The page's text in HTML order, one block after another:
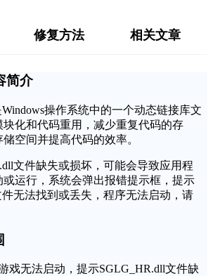
修复方法 相关文章
简介
操作系统中的一个动态链接库文
化和代码重用，减少重复代码的存
空间并提高代码的效率。
文件缺失或损坏，可能会导致应用程
或运行，系统会弹出报错提示框，提示
件无法找到或丢失，程序无法启动，请
戏无法启动，提示SGLG_HR.dll文件缺